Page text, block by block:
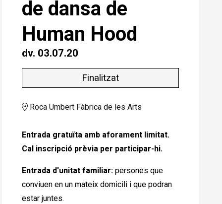
de dansa de
Human Hood
dv. 03.07.20
Finalitzat
Roca Umbert Fàbrica de les Arts
Entrada gratuïta amb aforament limitat.
Cal inscripció prèvia per participar-hi.
Entrada d'unitat familiar:persones que
conviuen en un mateix domicili i que podran
estar juntes.